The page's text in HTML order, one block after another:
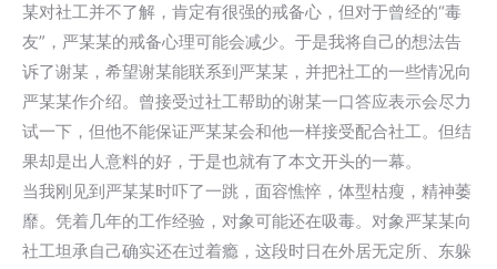
某对社工并不了解，肯定有很强的戒备心，但对于曾经的“毒
友”，严某某的戒备心理可能会减少。于是我将自己的想法告
诉了谢某，希望谢某能联系到严某某，并把社工的一些情况向
严某某作介绍。曾接受过社工帮助的谢某一口答应表示会尽力
试一下，但他不能保证严某某会和他一样接受配合社工。但结
果却是出人意料的好，于是也就有了本文开头的一幕。
当我刚见到严某某时吓了一跳，面容憔悴，体型枯瘦，精神萎
靡。凭着几年的工作经验，对象可能还在吸毒。对象严某某向
社工坦承自己确实还在过着瘾，这段时日在外居无定所、东躲